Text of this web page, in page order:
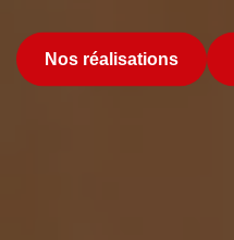
Nos réalisations